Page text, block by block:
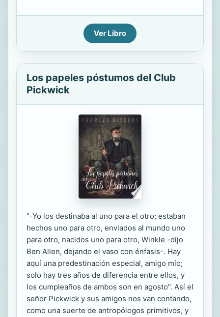
Ver Libro
Los papeles póstumos del Club
Pickwick
"-Yo los destinaba al uno para el otro; estaban
hechos uno para otro, enviados al mundo uno
para otro, nacidos uno para otro, Winkle -dijo
Ben Allen, dejando el vaso con énfasis-. Hay
aquí una predestinación especial, amigo mío;
solo hay tres años de diferencia entre ellos, y
los cumpleaños de ambos son en agosto". Así el
señor Pickwick y sus amigos nos van contando,
como una suerte de antropólogos primitivos, y